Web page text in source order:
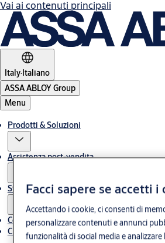
Vai ai contenuti principali
Italy·Italiano
ASSA ABLOY Group
Menu
Prodotti & Soluzioni
Assistenza post-vendita
Storie
Contatti
Chi siamo
Facci sapere se accetti i
Accettando i cookie, ci consenti di
personalizzare contenuti e annunci
funzionalità di social media e